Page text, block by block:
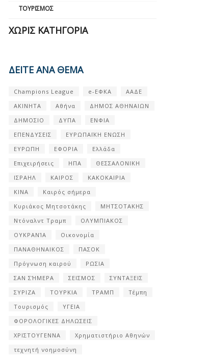
ΤΟΥΡΙΣΜΌΣ
ΧΩΡΊΣ ΚΑΤΗΓΟΡΊΑ
ΔΕΙΤΕ ΑΝΑ ΘΕΜΑ
Champions League e-ΕΦΚΑ
ΑΑΔΕ
ΑΚΙΝΗΤΑ
Αθήνα
ΔΗΜΟΣ ΑΘΗΝΑΙΩΝ
ΔΗΜΟΣΙΟ
ΔΥΠΑ
ΕΝΦΙΑ
ΕΠΕΝΔΥΣΕΙΣ
ΕΥΡΩΠΑΪΚΗ ΕΝΩΣΗ
ΕΥΡΩΠΗ
ΕΦΟΡΙΑ
Ελλάδα
Επιχειρήσεις
ΗΠΑ
ΘΕΣΣΑΛΟΝΙΚΗ
ΙΣΡΑΗΛ
ΚΑΙΡΟΣ
ΚΑΚΟΚΑΙΡΙΑ
ΚΙΝΑ
Καιρός σήμερα
Κυριάκος Μητσοτάκης
ΜΗΤΣΟΤΑΚΗΣ
Ντόναλντ Τραμπ
ΟΛΥΜΠΙΑΚΟΣ
ΟΥΚΡΑΝΊΑ
Οικονομία
ΠΑΝΑΘΗΝΑΙΚΟΣ
ΠΑΣΟΚ
Πρόγνωση καιρού
ΡΩΣΙΑ
ΣΑΝ ΣΉΜΕΡΑ
ΣΕΙΣΜΟΣ
ΣΥΝΤΑΞΕΙΣ
ΣΥΡΙΖΑ
ΤΟΥΡΚΙΑ ΤΡΑΜΠ
Τέμπη
Τουρισμός
ΥΓΕΙΑ
ΦΟΡΟΛΟΓΙΚΕΣ ΔΗΛΩΣΕΙΣ
ΧΡΙΣΤΟΥΓΕΝΝΑ
Χρηματιστήριο Αθηνών
τεχνητή νοημοσύνη